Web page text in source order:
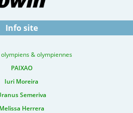
Info site
olympiens & olympiennes
PAIXAO
Iuri Moreira
Semeriva
Melissa Herrera